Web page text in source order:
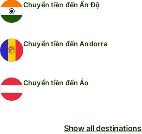
Chuyển tiền đến Ấn Độ
Chuyển tiền đến Andorra
Chuyển tiền đến Áo
Show all destinations